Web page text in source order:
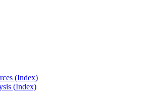
(Index)
(Index)